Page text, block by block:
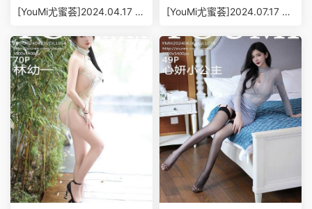
[YouMi尤蜜荟]2024.04.17 V
614MB]
[YouMi尤蜜荟]2024.07.17 V
587MB]